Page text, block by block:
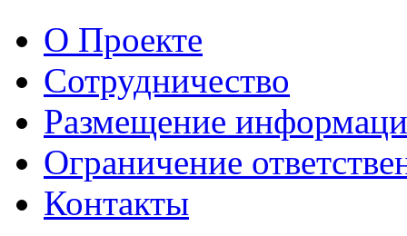
О Проекте
Сотрудничество
Размещение
Ограничение
Контакты